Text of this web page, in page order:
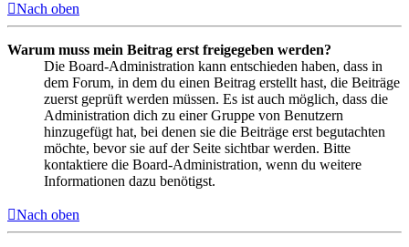
Nach oben
Warum muss mein Beitrag erst freigegeben werden?
Die Board-Administration kann entschieden haben, dass in
dem Forum, in dem du einen Beitrag erstellt hast, die Beiträge
zuerst geprüft werden müssen. Es ist auch möglich, dass die
Administration dich zu einer Gruppe von Benutzern
hinzugefügt hat, bei denen sie die Beiträge erst begutachten
möchte, bevor sie auf der Seite sichtbar werden. Bitte
kontaktiere die Board-Administration, wenn du weitere
Informationen dazu benötigst.
Nach oben